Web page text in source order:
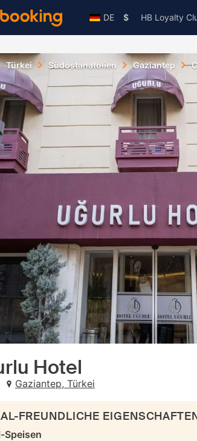
DE $ HB Loyalty
Türkei Südostanatolien Gaziantep
Hotel
stars: 3Gaziantep, Türkei
FREUNDLICHE
Speisen